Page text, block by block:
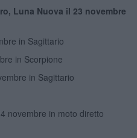
Luna Nuova il 23 novembre
in Sagittario
in Scorpione
in Sagittario
novembre in moto diretto